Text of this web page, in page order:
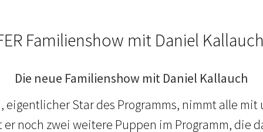
Familienshow mit Daniel
Die neue Familienshow mit Daniel Kallauch
eigentlicher Star des Programms, nimmt alle
er noch zwei weitere Puppen im Programm, die